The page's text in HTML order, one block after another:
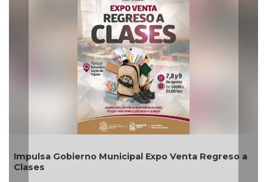
Municipal Expo Venta Regreso a
Aplicará CMAS